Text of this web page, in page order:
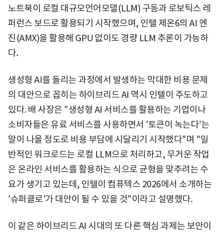
노트북이 로컬 대규모언어모델(LLM) 구동과 로보틱스 레
퍼런스 보드로 활용되기 시작했으며, 인텔 제온6의 AI 엔
진(AMX)을 활용해 GPU 없이도 경량 LLM 추론이 가능하
다.
생성형 AI를 돌리는 과정에서 발생하는 막대한 비용 문제
의 대안으로 꼽히는 하이브리드 AI 역시 인텔이 주도하고
있다. 배 사장은 "생성형 AI 서비스를 활용하는 기업이나
소비자들은 유료 서비스를 사용하면서 '토큰이 녹는다'는
말이 나올 정도로 비용 부담에 시달리기 시작했다"며 "일
반적인 워크로드는 로컬 LLM으로 처리하고, 무거운 작업
은 온라인 서비스를 활용하는 식으로 균형을 맞추려는 수
요가 생기고 있는데, 인텔이 컴퓨텍스 2026에서 소개하는
'슈퍼클로'가 대안이 될 수 있을 것"이라고 설명했다.
이 같은 하이브리드 AI 시대의 또 다른 핵심 과제는 보안이